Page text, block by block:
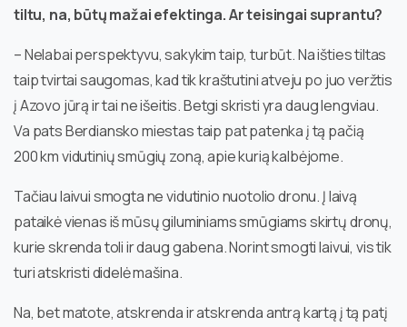
tiltu, na, būtų mažai efektinga. Ar teisingai suprantu?
– Nelabai perspektyvu, sakykim taip, turbūt. Na išties tiltas
taip tvirtai saugomas, kad tik kraštutini atveju po juo veržtis
į Azovo jūrą ir tai ne išeitis. Betgi skristi yra daug lengviau.
Va pats Berdiansko miestas taip pat patenka į tą pačią
200 km vidutinių smūgių zoną, apie kurią kalbėjome.
Tačiau laivui smogta ne vidutinio nuotolio dronu. Į laivą
pataikė vienas iš mūsų giluminiams smūgiams skirtų dronų,
kurie skrenda toli ir daug gabena. Norint smogti laivui, vis tik
turi atskristi didelė mašina.
Na, bet matote, atskrenda ir atskrenda antrą kartą į tą patį